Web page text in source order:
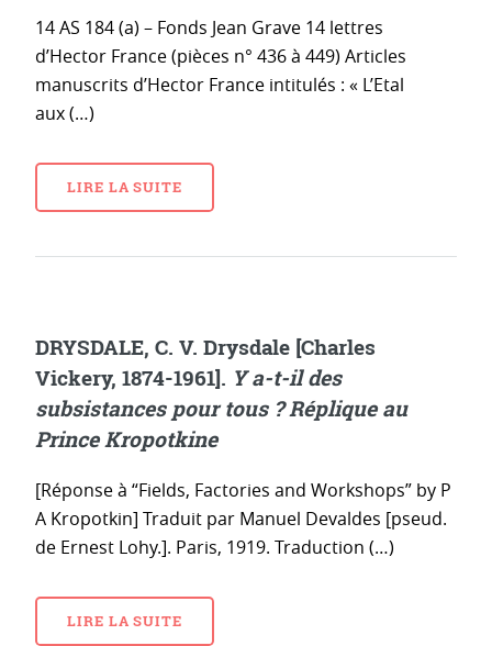
14 AS 184 (a) – Fonds Jean Grave 14 lettres
d’Hector France (pièces n° 436 à 449) Articles
manuscrits d’Hector France intitulés : « L’Etal
aux (…)
LIRE LA SUITE
DRYSDALE, C. V. Drysdale [Charles
Vickery, 1874-1961]. Y a-t-il des
subsistances pour tous ? Réplique au
Prince Kropotkine
[Réponse à “Fields, Factories and Workshops” by P
A Kropotkin] Traduit par Manuel Devaldes [pseud.
de Ernest Lohy.]. Paris, 1919. Traduction (…)
LIRE LA SUITE